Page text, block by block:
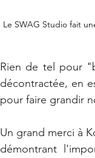
Le SWAG Studio fait
Rien de tel pour
décontractée, en
pour faire grandir
Un grand merci à
démontrant